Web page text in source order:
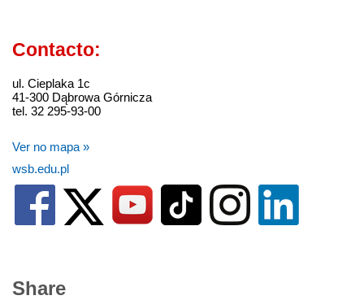
Contacto:
ul. Cieplaka 1c
41-300 Dąbrowa Górnicza
tel. 32 295-93-00
Ver no mapa »
wsb.edu.pl
Share